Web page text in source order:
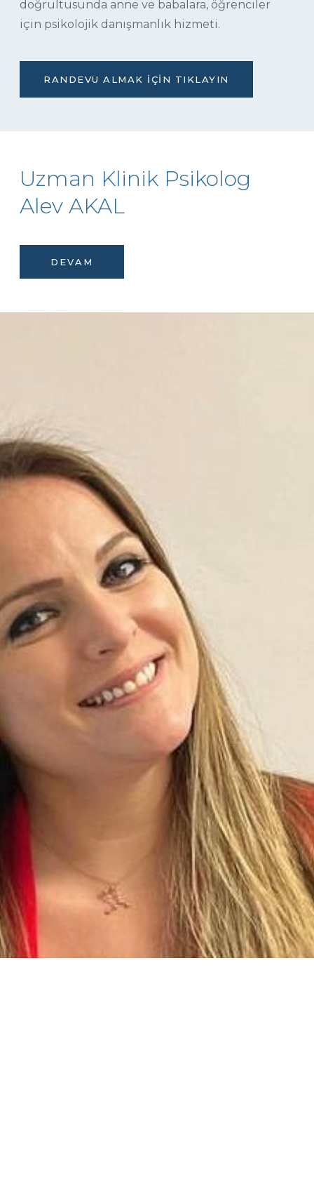
doğrultusunda anne ve babalara, öğrenciler
için psikolojik danışmanlık hizmeti.
RANDEVU ALMAK İÇIN TIKLAYIN
Uzman Klinik Psikolog
Alev AKAL
DEVAM